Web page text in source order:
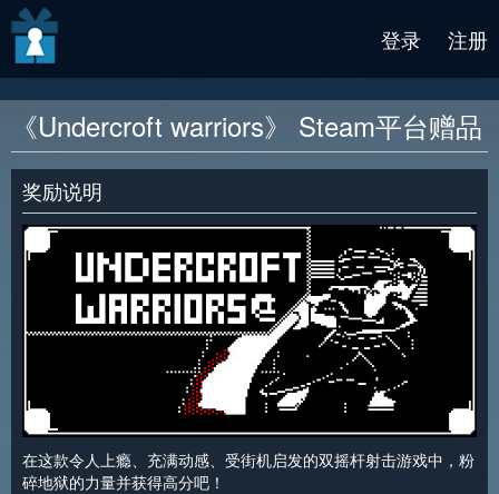
登录 注册
《Undercroft warriors》 Steam平台赠品
奖励说明
在这款令人上瘾、充满动感、受街机启发的双摇杆射击游戏中，粉
碎地狱的力量并获得高分吧！